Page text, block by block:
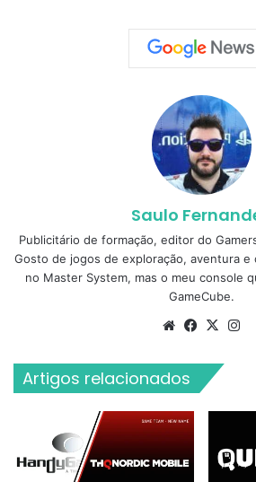
Saulo
Publicitário de formação, editor do
Gosto de jogos de exploração, aventura e
no Master System, mas o meu console
GameCube.
WebsiteFacebook
X
Artigos relacionados